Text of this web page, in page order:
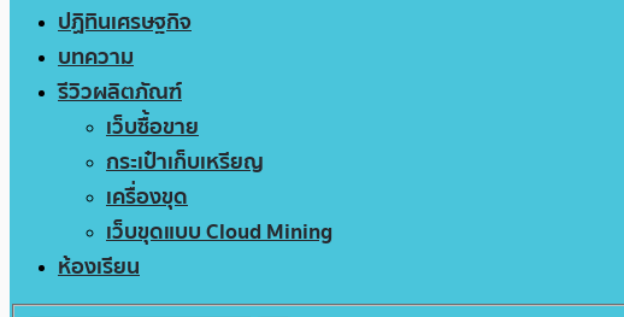
ปฏิทินเศรษฐกิจ
บทความ
รีวิวผลิตภัณฑ์
เว็บซื้อขาย
กระเป๋าเก็บเหรียญ
เครื่องขุด
เว็บขุดแบบ Cloud Mining
ห้องเรียน